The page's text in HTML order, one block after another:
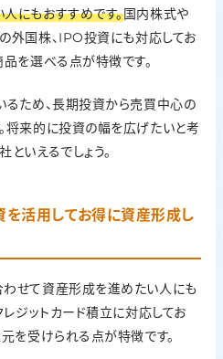
にもおすすめです。国内株式や
外国株、IPO投資にも対応してお
を選べる点が特徴です。
るため、長期投資から売買中心の
将来的に投資の幅を広げたいと考
いえるでしょう。
を活用してお得に資産形成し
せて資産形成を進めたい人にも
ジットカード積立に対応してお
を受けられる点が特徴です。